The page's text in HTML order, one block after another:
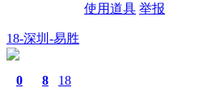
使用道具 举报
18-深圳-易胜
0 8 18